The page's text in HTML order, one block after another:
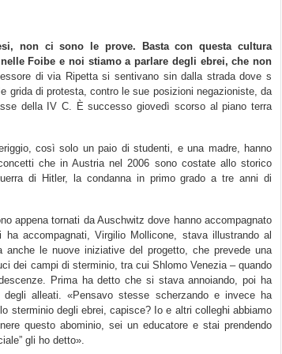
non ci sono le prove. Basta con questa cultura
Foibe e noi stiamo a parlare degli ebrei, che non
di via Ripetta si sentivano sin dalla strada dove s
grida di protesta, contro le sue posizioni negazioniste, da
della IV C. È successo giovedì scorso al piano terra
così solo un paio di studenti, e una madre, hanno
che in Austria nel 2006 sono costate allo storico
di Hitler, la condanna in primo grado a tre anni di
appena tornati da Auschwitz dove hanno accompagnato
accompagnati, Virgilio Mollicone, stava illustrando al
le nuove iniziative del progetto, che prevede una
dei campi di sterminio, tra cui Shlomo Venezia – quando
Prima ha detto che si stava annoiando, poi ha
alleati. «Pensavo stesse scherzando e invece ha
sterminio degli ebrei, capisce? Io e altri colleghi abbiamo
questo abominio, sei un educatore e stai prendendo
gli ho detto».